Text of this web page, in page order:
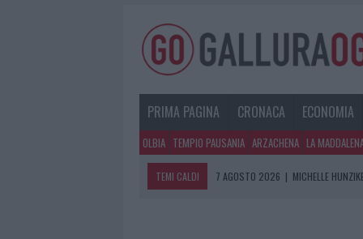
PRIMA PAGINA CRONACA ECONOMIA
OLBIA TEMPIO PAUSANIA ARZACHENA LA
TEMI CALDI 7 AGOSTO 2026 | MICHELLE